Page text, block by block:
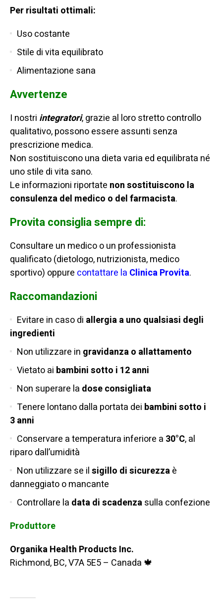
Per risultati ottimali:
Uso costante
Stile di vita equilibrato
Alimentazione sana
Avvertenze
I nostri integratori, grazie al loro stretto controllo
qualitativo, possono essere assunti senza
prescrizione medica.
Non sostituiscono una dieta varia ed equilibrata né
uno stile di vita sano.
Le informazioni riportate non sostituiscono la
consulenza del medico o del farmacista.
Provita consiglia sempre di:
Consultare un medico o un professionista
qualificato (dietologo, nutrizionista, medico
sportivo) oppure contattare la Clinica Provita.
Raccomandazioni
Evitare in caso di allergia a uno qualsiasi degli
ingredienti
Non utilizzare in gravidanza o allattamento
Vietato ai bambini sotto i 12 anni
Non superare la dose consigliata
Tenere lontano dalla portata dei bambini sotto i
3 anni
Conservare a temperatura inferiore a 30°C, al
riparo dall’umidità
Non utilizzare se ilsigillo di sicurezzaè
danneggiato o mancante
Controllare la data di scadenzasulla confezione
Produttore
Organika Health Products Inc.
Richmond, BC, V7A 5E5 – Canada 🍁